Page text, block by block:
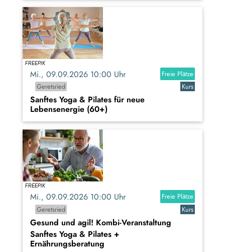
Mi., 09.09.2026 10:00 Uhr
Freie Plätze
Geretsried
Kurs
Sanftes Yoga & Pilates für neue
Lebensenergie (60+)
Mi., 09.09.2026 10:00 Uhr
Freie Plätze
Geretsried
Kurs
Gesund und agil! Kombi-Veranstaltung
Sanftes Yoga & Pilates +
Ernährungsberatung